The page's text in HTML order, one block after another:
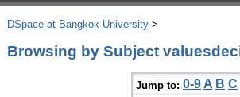
DSpace at Bangkok University >
Browsing by Subject
Jump to: 0-9 A B C